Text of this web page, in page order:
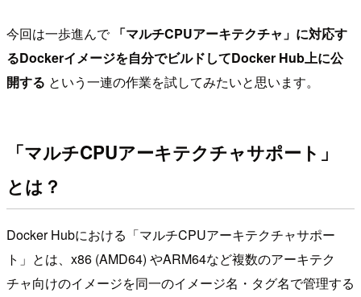
今回は一歩進んで 「マルチCPUアーキテクチャ」に対応す
るDockerイメージを自分でビルドしてDocker Hub上に公
開する という一連の作業を試してみたいと思います。
「マルチCPUアーキテクチャサポート」
とは？
Docker Hubにおける「マルチCPUアーキテクチャサポー
ト」とは、x86 (AMD64) やARM64など複数のアーキテク
チャ向けのイメージを同一のイメージ名・タグ名で管理する